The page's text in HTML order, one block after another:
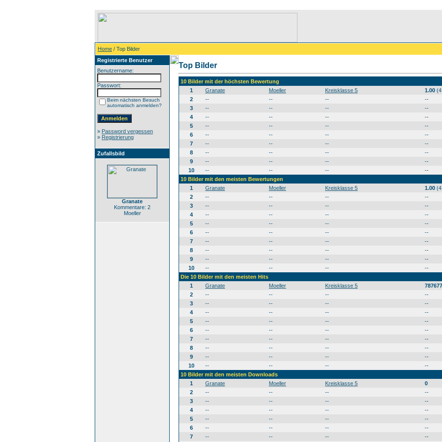
Home / Top Bilder
Registrierte Benutzer
Benutzername:
Passwort:
Beim nächsten Besuch
automatisch anmelden?
» Password vergessen
» Registrierung
Zufallsbild
Granate
Kommentare: 2
Moeller
Top Bilder
10 Bilder mit der höchsten Bewertung
1
Granate Moeller Kreisklasse 5 1.00
2
-- -- --
--
3
-- -- --
--
4
-- -- --
--
5
-- -- --
--
6
-- -- --
--
7
-- -- --
--
8
-- -- --
--
9
-- -- --
--
10
-- -- --
--
10 Bilder mit den meisten Bewertungen
1
Granate Moeller Kreisklasse 5 1.00
2
-- -- --
--
3
-- -- --
--
4
-- -- --
--
5
-- -- --
--
6
-- -- --
--
7
-- -- --
--
8
-- -- --
--
9
-- -- --
--
10
-- -- --
--
Die 10 Bilder mit den meisten Hits
1
Granate Moeller Kreisklasse 5
2
-- -- --
--
3
-- -- --
--
4
-- -- --
--
5
-- -- --
--
6
-- -- --
--
7
-- -- --
--
8
-- -- --
--
9
-- -- --
--
10
-- -- --
--
10 Bilder mit den meisten Downloads
1
Granate Moeller Kreisklasse 5
0
2
-- -- --
--
3
-- -- --
--
4
-- -- --
--
5
-- -- --
--
6
-- -- --
--
7
-- -- -- --